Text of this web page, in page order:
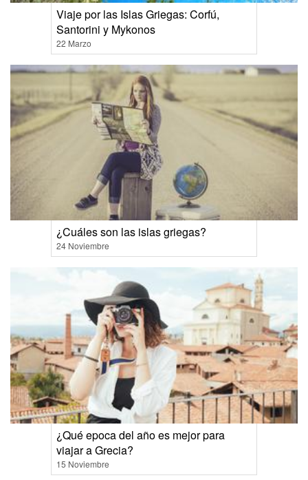
Viaje por las Islas Griegas: Corfú,
Santorini y Mykonos
22 Marzo
¿Cuáles son las islas griegas?
24 Noviembre
¿Qué epoca del año es mejor para
viajar a Grecia?
15 Noviembre